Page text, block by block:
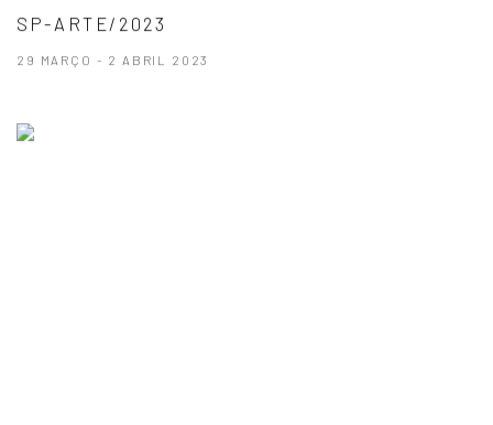
SP-ARTE/2023
29 MARÇO - 2 ABRIL 2023